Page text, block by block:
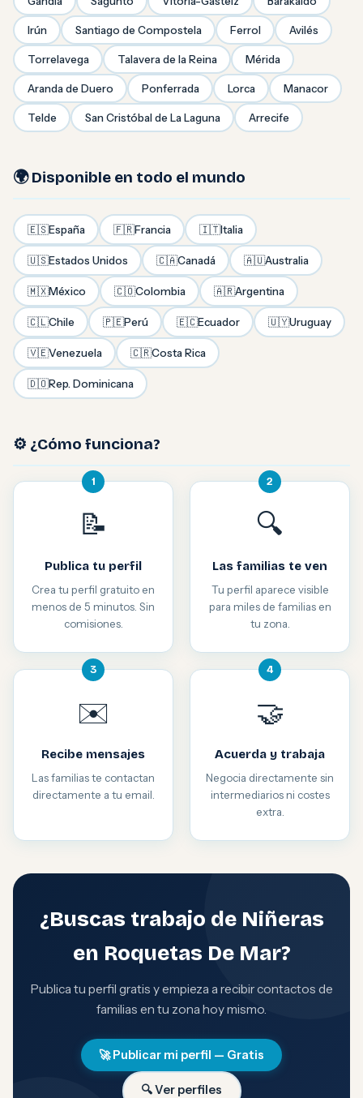
Irún Santiago de Compostela Ferrol Avilés
Torrelavega Talavera de la Reina Mérida
Aranda de Duero Ponferrada Lorca Manacor
Telde San Cristóbal de La Laguna Arrecife
🌍 Disponible en todo el mundo
🇪🇸España 🇫🇷Francia 🇮🇹Italia
🇺🇸Estados Unidos 🇨🇦Canadá 🇦🇺Australia
🇲🇽México 🇨🇴Colombia 🇦🇷Argentina
🇨🇱Chile 🇵🇪Perú 🇪🇨Ecuador 🇺🇾Uruguay
🇻🇪Venezuela 🇨🇷Costa Rica
🇩🇴Rep. Dominicana
⚙️ ¿Cómo funciona?
1
📝
Publica tu perfil
Crea tu perfil gratuito en
menos de 5 minutos. Sin
comisiones.
2
🔍
Las familias te ven
Tu perfil aparece visible
para miles de familias en
tu zona.
3
✉️
Recibe mensajes
Las familias te contactan
directamente a tu email.
4
🤝
Acuerda y trabaja
Negocia directamente sin
intermediarios ni costes
extra.
¿Buscas trabajo de Niñeras
en Roquetas De Mar?
Publica tu perfil gratis y empieza a recibir contactos de
familias en tu zona hoy mismo.
🚀 Publicar mi perfil — Gratis
🔍 Ver perfiles